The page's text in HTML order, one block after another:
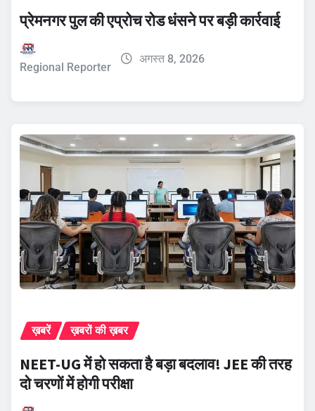
प्रेमनगर पुल की एप्रोच रोड धंसने पर बड़ी कार्रवाई
Regional Reporter
अगस्त 8, 2026
ख़बरें ख़बरों की ख़बर
NEET-UG में हो सकता है बड़ा बदलाव! JEE की तरह
दो चरणों में होगी परीक्षा